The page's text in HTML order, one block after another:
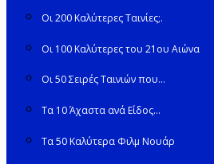
Οι 200 Καλύτερες Ταινίες;.
Οι 100 Καλύτερες του 21ου Αιώνα
Οι 50 Σειρές Ταινιών που…
Τα 10 Άχαστα ανά Είδος…
Τα 50 Καλύτερα Φιλμ Νουάρ